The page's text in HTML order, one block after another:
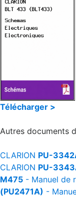
Télécharger >
Autres documents
CLARION PU-
CLARION PU-
M475 - Manuel de
(PU2471A) -